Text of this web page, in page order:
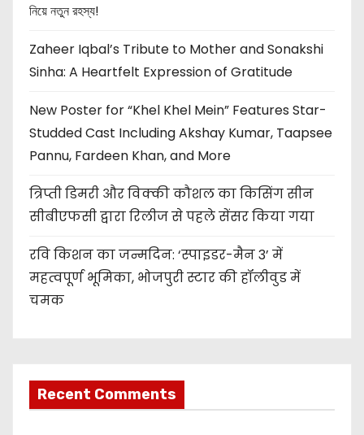
নিয়ে নতুন রহস্য!
Zaheer Iqbal’s Tribute to Mother and Sonakshi
Sinha: A Heartfelt Expression of Gratitude
New Poster for “Khel Khel Mein” Features Star-
Studded Cast Including Akshay Kumar, Taapsee
Pannu, Fardeen Khan, and More
त्रिप्ती डिमरी और विक्की कौशल का किसिंग सीन
सीबीएफसी द्वारा रिलीज से पहले सेंसर किया गया
रवि किशन का जन्मदिन: ‘स्पाइडर-मैन 3’ में
महत्वपूर्ण भूमिका, भोजपुरी स्टार की हॉलीवुड में
चमक
Recent Comments